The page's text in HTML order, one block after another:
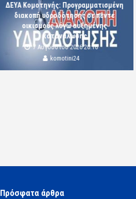
ΔΕΥΑ Κομοτηνής: Προγραμματισμένη
διακοπή υδροδότησης σε πέντε
οικισμούς λόγω αυξημένης
κατανάλωσης
7 Αυγούστου 2026 20:16
komotini24
Πρόσφατα άρθρα